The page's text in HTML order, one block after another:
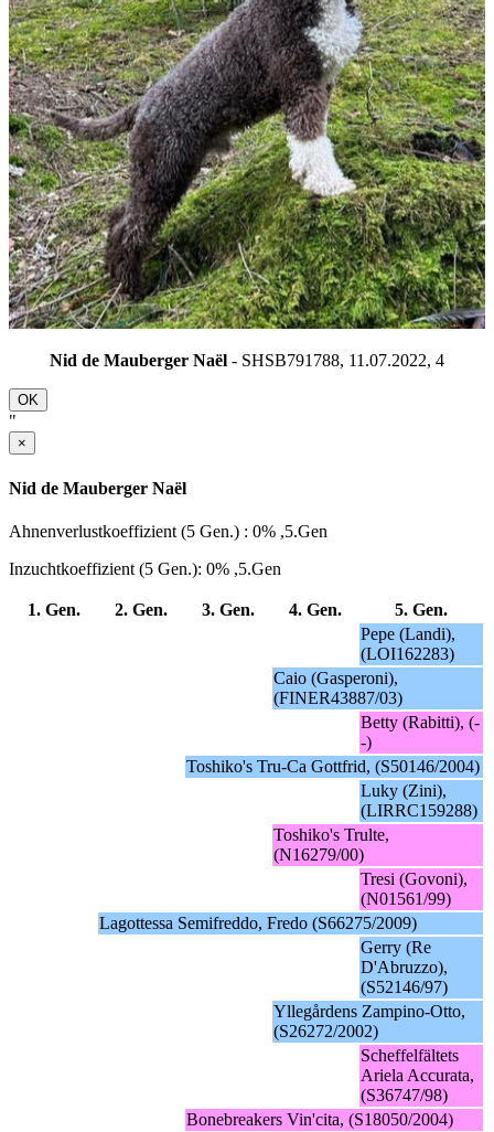
Nid de Mauberger Naël - SHSB791788, 11.07.2022, 4
OK
"
×
Nid de Mauberger Naël
Ahnenverlustkoeffizient (5 Gen.) : 0% ,5.Gen
Inzuchtkoeffizient (5 Gen.): 0% ,5.Gen
1. Gen. 2. Gen. 3. Gen. 4. Gen.
5. Gen.
Pepe (Landi),
(LOI162283)
Caio (Gasperoni),
(FINER43887/03)
Betty (Rabitti), (-
-)
Toshiko's Tru-Ca Gottfrid, (S50146/2004)
Luky (Zini),
(LIRRC159288)
Toshiko's Trulte,
(N16279/00)
Tresi (Govoni),
(N01561/99)
Lagottessa Semifreddo, Fredo (S66275/2009)
Gerry (Re
D'Abruzzo),
(S52146/97)
Yllegårdens Zampino-Otto,
(S26272/2002)
Scheffelfältets
Ariela Accurata,
(S36747/98)
Bonebreakers Vin'cita, (S18050/2004)